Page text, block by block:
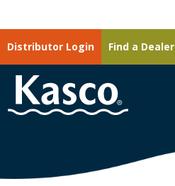
Distributor Login Find a Dealer